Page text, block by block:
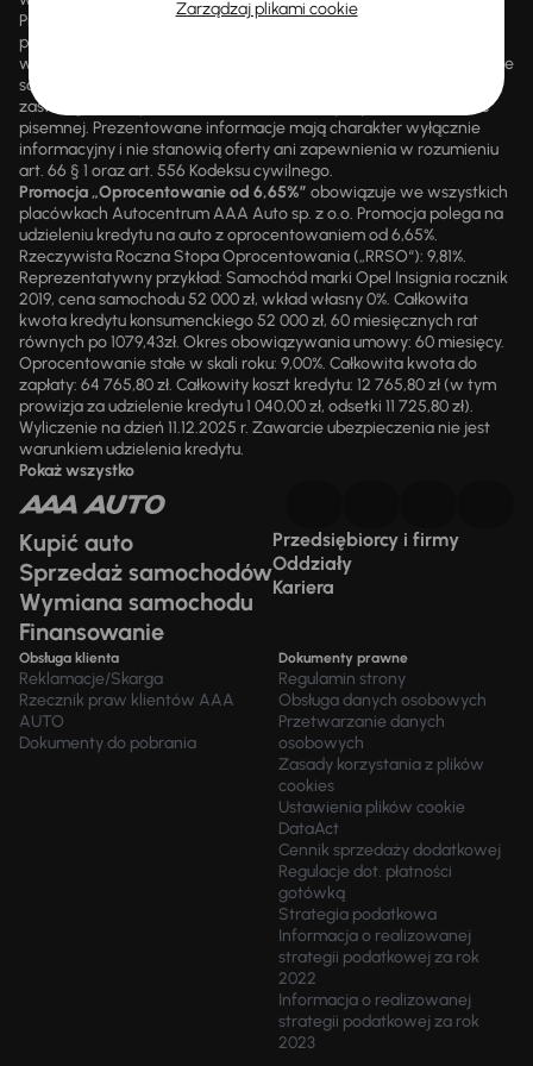
Promocji nie można łączyć z innymi aktualnie obowiązującymi
promocjami ani rabatami, ani dochodzić do niej prawa z mocą
wsteczną. Szczegółowe informacje o zasadach promocji udzielane
są przez upoważnionych pracowników AAA AUTO. AAA AUTO
zastrzega sobie prawo do zawarcia umowy wyłącznie w formie
pisemnej. Prezentowane informacje mają charakter wyłącznie
informacyjny i nie stanowią oferty ani zapewnienia w rozumieniu
art. 66 § 1 oraz art. 556 Kodeksu cywilnego.
Promocja „Oprocentowanie od 6,65%” obowiązuje we wszystkich
placówkach Autocentrum AAA Auto sp. z o.o. Promocja polega na
udzieleniu kredytu na auto z oprocentowaniem od 6,65%.
Rzeczywista Roczna Stopa Oprocentowania („RRSO“): 9,81%.
Reprezentatywny przykład: Samochód marki Opel Insignia rocznik
2019, cena samochodu 52 000 zł, wkład własny 0%. Całkowita
kwota kredytu konsumenckiego 52 000 zł, 60 miesięcznych rat
równych po 1079,43zł. Okres obowiązywania umowy: 60 miesięcy.
Oprocentowanie stałe w skali roku: 9,00%. Całkowita kwota do
zapłaty: 64 765,80 zł. Całkowity koszt kredytu: 12 765,80 zł (w tym
prowizja za udzielenie kredytu 1 040,00 zł, odsetki 11 725,80 zł).
Wyliczenie na dzień 11.12.2025 r. Zawarcie ubezpieczenia nie jest
warunkiem udzielenia kredytu.
Pokaż wszystko
Kupić auto
Sprzedaż samochodów
Wymiana samochodu
Finansowanie
Przedsiębiorcy i firmy
Oddziały
Kariera
Obsługa klienta
Reklamacje/Skarga
Rzecznik praw klientów AAA
AUTO
Dokumenty do pobrania
Dokumenty prawne
Regulamin strony
Obsługa danych osobowych
Przetwarzanie danych
osobowych
Zasady korzystania z plików
cookies
Ustawienia plików cookie
DataAct
Cennik sprzedaży dodatkowej
Regulacje dot. płatności
gotówką
Strategia podatkowa
Informacja o realizowanej
strategii podatkowej za rok
2022
Informacja o realizowanej
strategii podatkowej za rok
2023
Zarządzaj plikami cookie